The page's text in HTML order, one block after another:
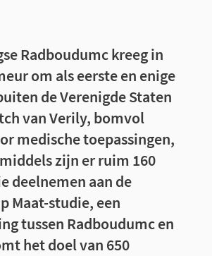
Radboudumc kreeg in
om als eerste en enige
de Verenigde Staten
van Verily, bomvol
medische toepassingen,
zijn er ruim 160
deelnemen aan de
Maat-studie, een
tussen Radboudumc en
het doel van 650